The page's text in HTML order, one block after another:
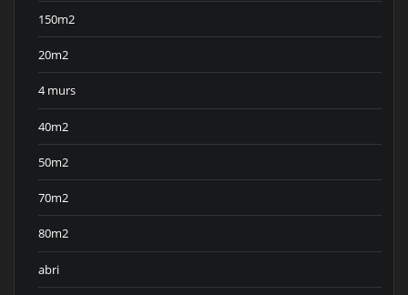
150m2
20m2
4 murs
40m2
50m2
70m2
80m2
abri